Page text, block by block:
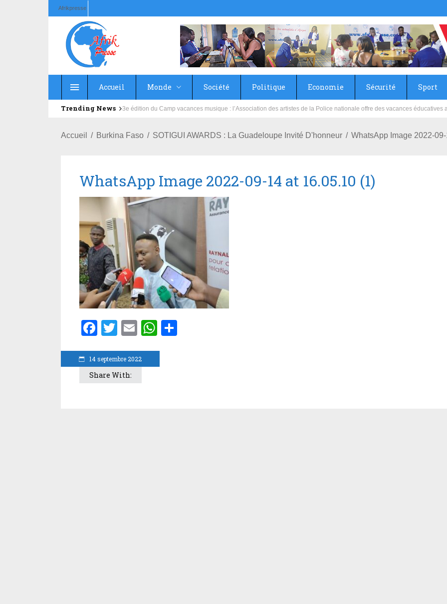
Afrikpresse
Accueil Monde Société Politique Economie Sécurité Sport
Trending News Education : la fédération de la Russie rénove les écoles primaire et collège du Camp Général Aboubacar Sangoulé
Accueil Burkina Faso SOTIGUI AWARDS : La Guadeloupe Invité D'honneur WhatsApp Image 2022-
14 septembre 2022
WhatsApp Image 2022-09-14 at 16.05.10 (1)
Facebook
Twitter
EmailWhatsApp
Share With: